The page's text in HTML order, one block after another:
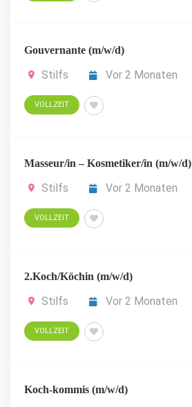
Gouvernante (m/w/d)
Stilfs Vor 2 Monaten
VOLLZEIT
Masseur/in – Kosmetiker/in (m/w/d)
Stilfs Vor 2 Monaten
VOLLZEIT
2.Koch/Köchin (m/w/d)
Stilfs Vor 2 Monaten
VOLLZEIT
Koch-kommis (m/w/d)